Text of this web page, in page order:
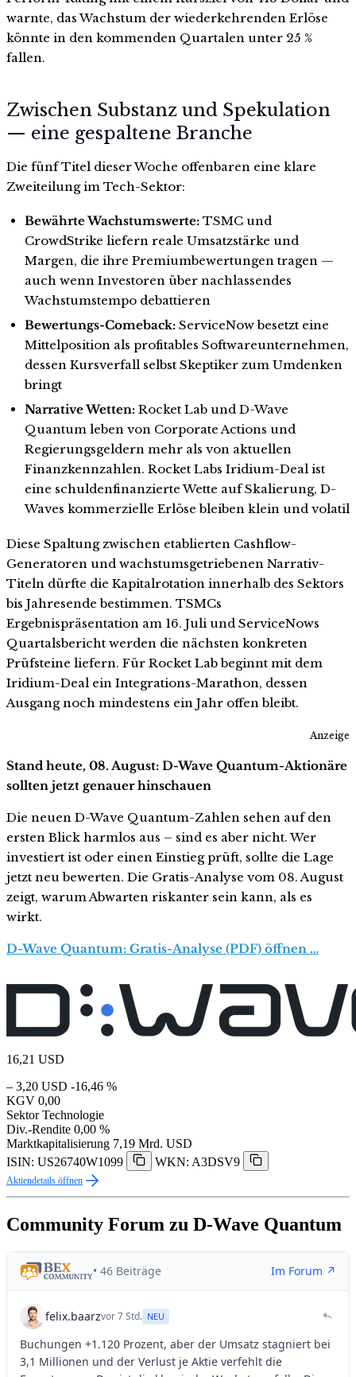
warnte, das Wachstum der wiederkehrenden Erlöse
könnte in den kommenden Quartalen unter 25 %
fallen.
Zwischen Substanz und Spekulation
— eine gespaltene Branche
Die fünf Titel dieser Woche offenbaren eine klare
Zweiteilung im Tech-Sektor:
Bewährte Wachstumswerte:TSMC und
CrowdStrike liefern reale Umsatzstärke und
Margen, die ihre Premiumbewertungen tragen —
auch wenn Investoren über nachlassendes
Wachstumstempo debattieren
Bewertungs-Comeback:ServiceNow besetzt eine
Mittelposition als profitables Softwareunternehmen,
dessen Kursverfall selbst Skeptiker zum Umdenken
bringt
Narrative Wetten:Rocket Lab und D-Wave
Quantum leben von Corporate Actions und
Regierungsgeldern mehr als von aktuellen
Finanzkennzahlen. Rocket Labs Iridium-Deal ist
eine schuldenfinanzierte Wette auf Skalierung, D-
Waves kommerzielle Erlöse bleiben klein und volatil
Diese Spaltung zwischen etablierten Cashflow-
Generatoren und wachstumsgetriebenen Narrativ-
Titeln dürfte die Kapitalrotation innerhalb des Sektors
bis Jahresende bestimmen. TSMCs
Ergebnispräsentation am 16. Juli und ServiceNows
Quartalsbericht werden die nächsten konkreten
Prüfsteine liefern. Für Rocket Lab beginnt mit dem
Iridium-Deal ein Integrations-Marathon, dessen
Ausgang noch mindestens ein Jahr offen bleibt.
Anzeige
Stand heute, 08. August: D-Wave Quantum-Aktionäre
sollten jetzt genauer hinschauen
Die neuen D-Wave Quantum-Zahlen sehen auf den
ersten Blick harmlos aus – sind es aber nicht. Wer
investiert ist oder einen Einstieg prüft, sollte die Lage
jetzt neu bewerten. Die Gratis-Analyse vom 08. August
zeigt, warum Abwarten riskanter sein kann, als es
wirkt.
D-Wave Quantum: Gratis-Analyse (PDF) öffnen …
16,21 USD
– 3,20 USD -16,46 %
KGV 0,00
Sektor Technologie
Div.-Rendite 0,00 %
Marktkapitalisierung 7,19 Mrd. USD
ISIN: US26740W1099
WKN: A3DSV9
Aktiendetails öffnen
Community Forum zu D-Wave Quantum